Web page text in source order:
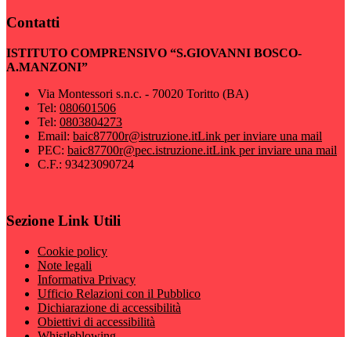
Contatti
ISTITUTO COMPRENSIVO “S.GIOVANNI BOSCO-
A.MANZONI”
Via Montessori s.n.c. - 70020 Toritto (BA)
Tel: 080601506
Tel: 0803804273
Email: baic87700r@istruzione.itLink per inviare una mail
PEC: baic87700r@pec.istruzione.itLink per inviare una mail
C.F.: 93423090724
Sezione Link Utili
Cookie policy
Note legali
Informativa Privacy
Ufficio Relazioni con il Pubblico
Dichiarazione di accessibilità
Obiettivi di accessibilità